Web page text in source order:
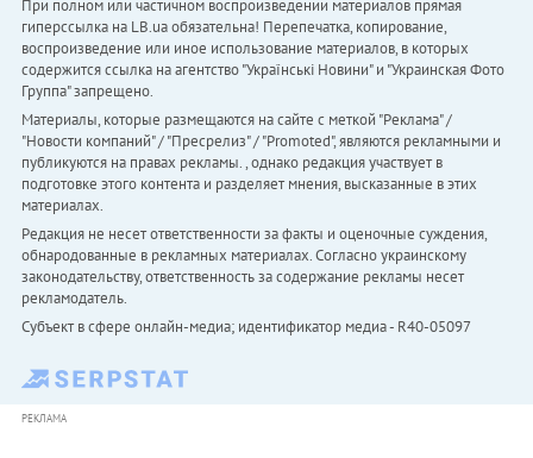
При полном или частичном воспроизведении материалов прямая
гиперссылка на LB.ua обязательна! Перепечатка, копирование,
воспроизведение или иное использование материалов, в которых
содержится ссылка на агентство "Українськi Новини" и "Украинская Фото
Группа" запрещено.
Материалы, которые размещаются на сайте с меткой "Реклама" /
"Новости компаний" / "Пресрелиз" / "Promoted", являются рекламными и
публикуются на правах рекламы. , однако редакция участвует в
подготовке этого контента и разделяет мнения, высказанные в этих
материалах.
Редакция не несет ответственности за факты и оценочные суждения,
обнародованные в рекламных материалах. Согласно украинскому
законодательству, ответственность за содержание рекламы несет
рекламодатель.
Субъект в сфере онлайн-медиа; идентификатор медиа - R40-05097
РЕКЛАМА